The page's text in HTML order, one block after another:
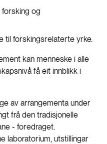
og
til forskingsrelaterte yrke.
kan menneske i alle
få eit innblikk i
av arrangementa under
frå den tradisjonelle
- foredraget.
laboratorium, utstillingar